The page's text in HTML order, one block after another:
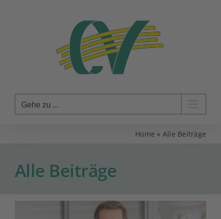
Gehe zu ...
Home » Alle Beiträge
Alle Beiträge